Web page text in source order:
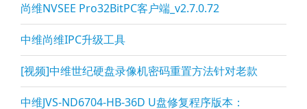
尚维NVSEE Pro32BitPC客户端_v2.7.0.72
中维尚维IPC升级工具
[视频]中维世纪硬盘录像机密码重置方法针对老款
中维JVS-ND6704-HB-36D U盘修复程序版本：